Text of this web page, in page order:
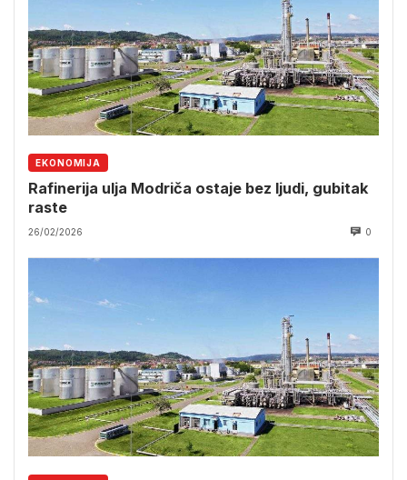
EKONOMIJA
Rafinerija ulja Modriča ostaje bez ljudi, gubitak
raste
26/02/2026 0